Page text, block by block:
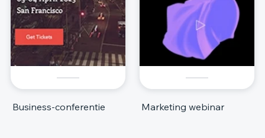
Business-conferentie Marketing webinar